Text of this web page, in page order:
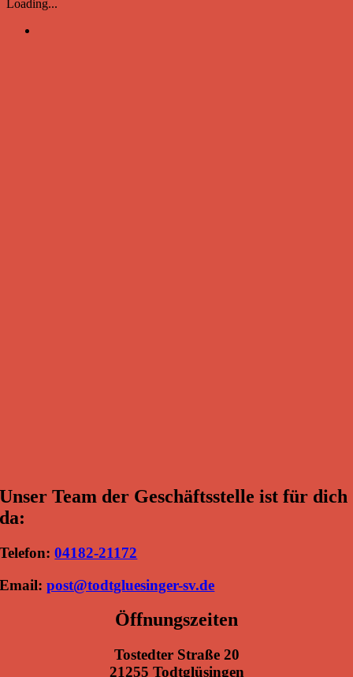
Loading...
Unser Team der Geschäftsstelle ist für dich
da:
Telefon:04182-21172
Email:post@todtgluesinger-sv.de
Öffnungszeiten
Tostedter Straße 20
21255 Todtglüsingen